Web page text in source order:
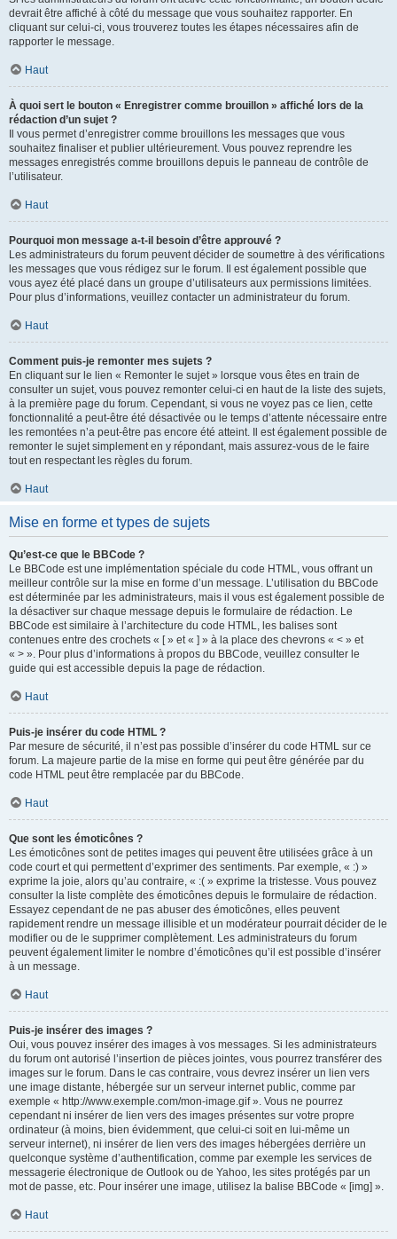
devrait être affiché à côté du message que vous souhaitez rapporter. En
cliquant sur celui-ci, vous trouverez toutes les étapes nécessaires afin de
rapporter le message.
Haut
À quoi sert le bouton « Enregistrer comme brouillon » affiché lors de la
rédaction d’un sujet ?
Il vous permet d’enregistrer comme brouillons les messages que vous
souhaitez finaliser et publier ultérieurement. Vous pouvez reprendre les
messages enregistrés comme brouillons depuis le panneau de contrôle de
l’utilisateur.
Haut
Pourquoi mon message a-t-il besoin d’être approuvé ?
Les administrateurs du forum peuvent décider de soumettre à des vérifications
les messages que vous rédigez sur le forum. Il est également possible que
vous ayez été placé dans un groupe d’utilisateurs aux permissions limitées.
Pour plus d’informations, veuillez contacter un administrateur du forum.
Haut
Comment puis-je remonter mes sujets ?
En cliquant sur le lien « Remonter le sujet » lorsque vous êtes en train de
consulter un sujet, vous pouvez remonter celui-ci en haut de la liste des sujets,
à la première page du forum. Cependant, si vous ne voyez pas ce lien, cette
fonctionnalité a peut-être été désactivée ou le temps d’attente nécessaire entre
les remontées n’a peut-être pas encore été atteint. Il est également possible de
remonter le sujet simplement en y répondant, mais assurez-vous de le faire
tout en respectant les règles du forum.
Haut
Mise en forme et types de sujets
Qu’est-ce que le BBCode ?
Le BBCode est une implémentation spéciale du code HTML, vous offrant un
meilleur contrôle sur la mise en forme d’un message. L’utilisation du BBCode
est déterminée par les administrateurs, mais il vous est également possible de
la désactiver sur chaque message depuis le formulaire de rédaction. Le
BBCode est similaire à l’architecture du code HTML, les balises sont
contenues entre des crochets « [ » et « ] » à la place des chevrons « < » et
« > ». Pour plus d’informations à propos du BBCode, veuillez consulter le
guide qui est accessible depuis la page de rédaction.
Haut
Puis-je insérer du code HTML ?
Par mesure de sécurité, il n’est pas possible d’insérer du code HTML sur ce
forum. La majeure partie de la mise en forme qui peut être générée par du
code HTML peut être remplacée par du BBCode.
Haut
Que sont les émoticônes ?
Les émoticônes sont de petites images qui peuvent être utilisées grâce à un
code court et qui permettent d’exprimer des sentiments. Par exemple, « :) »
exprime la joie, alors qu’au contraire, « :( » exprime la tristesse. Vous pouvez
consulter la liste complète des émoticônes depuis le formulaire de rédaction.
Essayez cependant de ne pas abuser des émoticônes, elles peuvent
rapidement rendre un message illisible et un modérateur pourrait décider de le
modifier ou de le supprimer complètement. Les administrateurs du forum
peuvent également limiter le nombre d’émoticônes qu’il est possible d’insérer
à un message.
Haut
Puis-je insérer des images ?
Oui, vous pouvez insérer des images à vos messages. Si les administrateurs
du forum ont autorisé l’insertion de pièces jointes, vous pourrez transférer des
images sur le forum. Dans le cas contraire, vous devrez insérer un lien vers
une image distante, hébergée sur un serveur internet public, comme par
exemple « http://www.exemple.com/mon-image.gif ». Vous ne pourrez
cependant ni insérer de lien vers des images présentes sur votre propre
ordinateur (à moins, bien évidemment, que celui-ci soit en lui-même un
serveur internet), ni insérer de lien vers des images hébergées derrière un
quelconque système d’authentification, comme par exemple les services de
messagerie électronique de Outlook ou de Yahoo, les sites protégés par un
mot de passe, etc. Pour insérer une image, utilisez la balise BBCode « [img] ».
Haut